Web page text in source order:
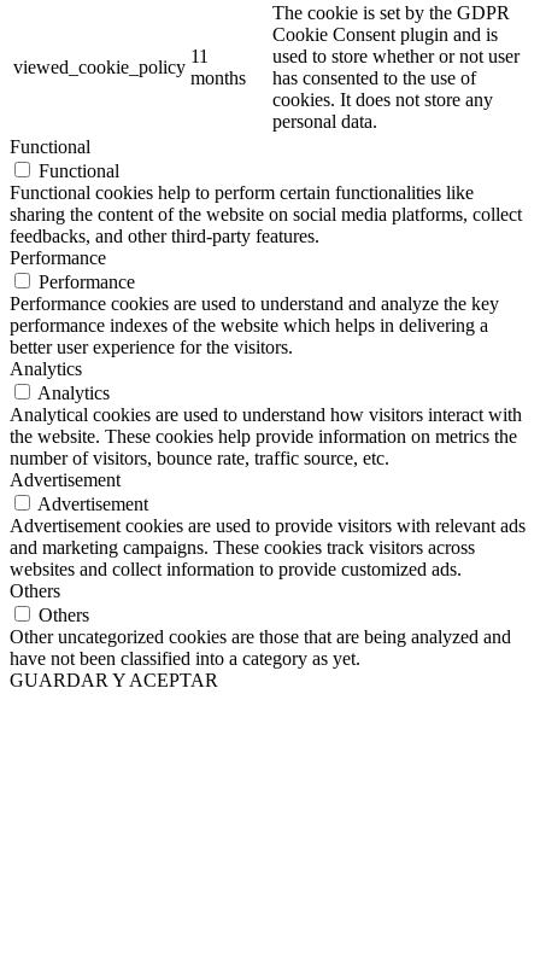
viewed_cookie_policy
11
months
The cookie is set by the GDPR
Cookie Consent plugin and is
used to store whether or not user
has consented to the use of
cookies. It does not store any
personal data.
Functional
Functional
Functional cookies help to perform certain functionalities like
sharing the content of the website on social media platforms, collect
feedbacks, and other third-party features.
Performance
Performance
Performance cookies are used to understand and analyze the key
performance indexes of the website which helps in delivering a
better user experience for the visitors.
Analytics
Analytics
Analytical cookies are used to understand how visitors interact with
the website. These cookies help provide information on metrics the
number of visitors, bounce rate, traffic source, etc.
Advertisement
Advertisement
Advertisement cookies are used to provide visitors with relevant ads
and marketing campaigns. These cookies track visitors across
websites and collect information to provide customized ads.
Others
Others
Other uncategorized cookies are those that are being analyzed and
have not been classified into a category as yet.
GUARDAR Y ACEPTAR